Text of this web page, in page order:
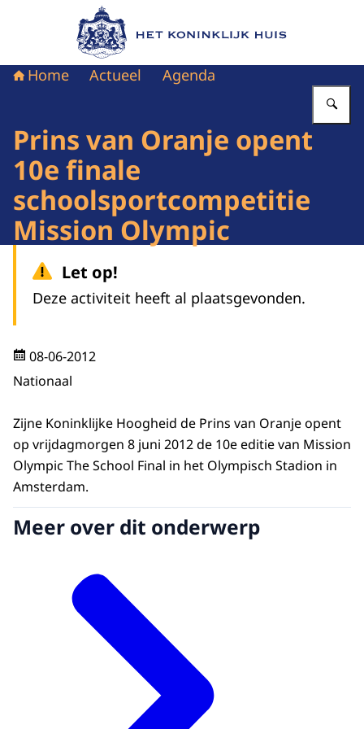
Naar de homepage van Het Koninklijk Huis
Home Actueel Agenda
Prins van Oranje opent
10e finale
schoolsportcompetitie
Mission Olympic
Let op!
Deze activiteit heeft al plaatsgevonden.
08-06-2012
Nationaal
Zijne Koninklijke Hoogheid de Prins van Oranje opent
op vrijdagmorgen 8 juni 2012 de 10e editie van Mission
Olympic The School Final in het Olympisch Stadion in
Amsterdam.
Meer over dit onderwerp